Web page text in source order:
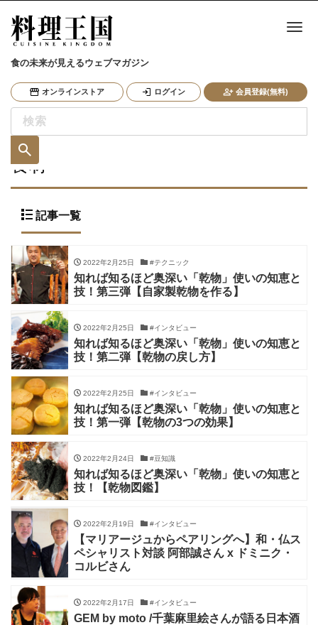
食の未来が見えるウェブマガジン
オンラインストア ログイン 会員登録(無料)
ナ
食材
記事一覧
2022年2月25日 #テクニック
知れば知るほど奥深い「乾物」使いの知恵と
技！第三弾【自家製乾物を作る】
2022年2月25日 #インタビュー
知れば知るほど奥深い「乾物」使いの知恵と
技！第二弾【乾物の戻し方】
2022年2月25日 #インタビュー
知れば知るほど奥深い「乾物」使いの知恵と
技！第一弾【乾物の3つの効果】
2022年2月24日 #豆知識
知れば知るほど奥深い「乾物」使いの知恵と
技！【乾物図鑑】
2022年2月19日 #インタビュー
【マリアージュからペアリングへ】和・仏ス
ペシャリスト対談 阿部誠さん x ドミニク・
コルビさん
2022年2月17日 #インタビュー
GEM by moto /千葉麻里絵さんが語る日本酒